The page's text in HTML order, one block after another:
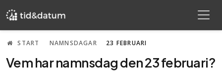
START NAMNSDAGAR 23 FEBRUARI
Vem har namnsdag den 23 februari?